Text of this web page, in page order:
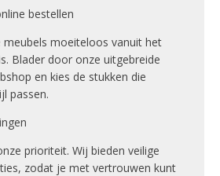
bestellen
moeiteloos vanuit het
Blader door onze uitgebreide
en kies de stukken die
passen.
prioriteit. Wij bieden veilige
zodat je met vertrouwen kunt